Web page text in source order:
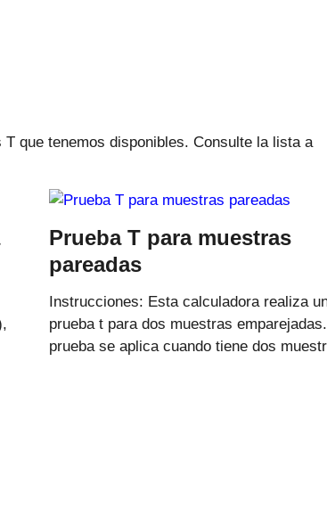
que tenemos disponibles. Consulte la lista a
Prueba T para muestras
pareadas
Instrucciones: Esta calculadora realiza
prueba t para dos muestras
prueba se aplica cuando tiene dos